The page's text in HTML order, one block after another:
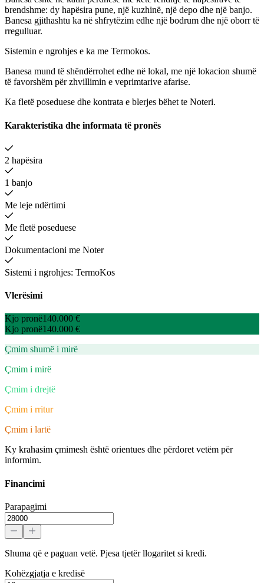
brendshme: dy hapësira pune, një kuzhinë, një depo dhe një banjo.
Banesa gjithashtu ka në shfrytëzim edhe një bodrum dhe një oborr të
rregulluar.
Sistemin e ngrohjes e ka me Termokos.
Banesa mund të shëndërrohet edhe në lokal, me një lokacion shumë
të favorshëm për zhvillimin e veprimtarive afarise.
Ka fletë poseduese dhe kontrata e blerjes bëhet te Noteri.
Karakteristika dhe informata të pronës
2 hapësira
1 banjo
Me leje ndërtimi
Me fletë poseduese
Dokumentacioni me Noter
Sistemi i ngrohjes: TermoKos
Vlerësimi
Kjo pronë140.000 €
Kjo pronë140.000 €
Çmim shumë i mirë
Çmim i mirë
Çmim i drejtë
Çmim i rritur
Çmim i lartë
Ky krahasim çmimesh është orientues dhe përdoret vetëm për
informim.
Financimi
Parapagimi
Shuma që e paguan vetë. Pjesa tjetër llogaritet si kredi.
Kohëzgjatja e kredisë